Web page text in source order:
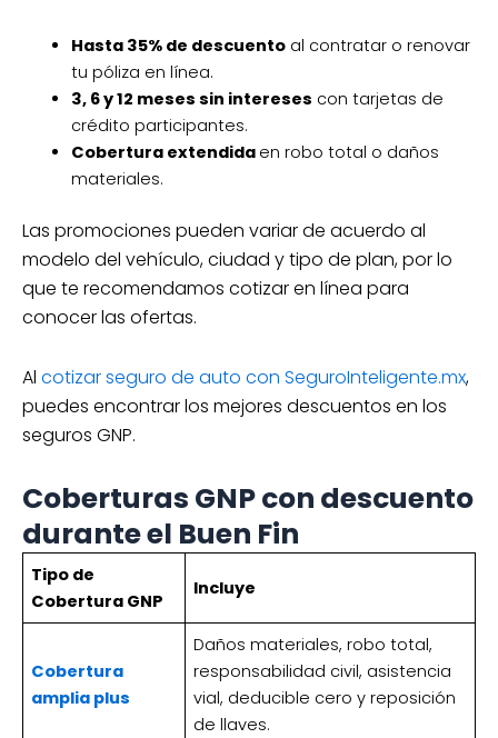
Hasta 35% de descuentoal contratar o renovar
tu póliza en línea.
3, 6 y 12 meses sin intereses con tarjetas de
crédito participantes.
Cobertura extendida en robo total o daños
materiales.
Las promociones pueden variar de acuerdo al
modelo del vehículo, ciudad y tipo de plan, por lo
que te recomendamos cotizar en línea para
conocer las ofertas.
Al cotizar seguro de auto con SeguroInteligente.mx,
puedes encontrar los mejores descuentos en los
seguros GNP.
Coberturas GNP con descuento
durante el Buen Fin
Tipo de
Cobertura GNP
Incluye
Cobertura
amplia plus
Daños materiales, robo total,
responsabilidad civil, asistencia
vial, deducible cero y reposición
de llaves.